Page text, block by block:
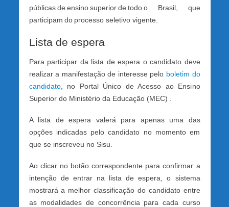
públicas de ensino superior de todo o Brasil, que
participam do processo seletivo vigente.
Lista de espera
Para participar da lista de espera o candidato deve
realizar a manifestação de interesse pelo boletim do
candidato, no Portal Único de Acesso ao Ensino
Superior do Ministério da Educação (MEC) .
A lista de espera valerá para apenas uma das
opções indicadas pelo candidato no momento em
que se inscreveu no Sisu.
Ao clicar no botão correspondente para confirmar a
intenção de entrar na lista de espera, o sistema
mostrará a melhor classificação do candidato entre
as modalidades de concorrência para cada curso